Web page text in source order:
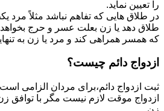
را تعیین نماید.
در طلاق هایی که تفاهم نباشد مثلاً مرد
طلاق دهد یا زن بعلت عسر و حرج
که همسر همراهی کند و مرد یا زن به
ازدواج دائم چیست؟
ثبت ازدواج دائم،برای مردان الزامی
ازدواج موقت لازم نیست مگر با توافق